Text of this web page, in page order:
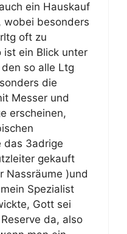
ein Hauskauf
wobei besonders
oft zu
ein Blick unter
so alle Ltg
die
Messer und
erscheinen,
das 3adrige
gekauft
Nassräume )und
Spezialist
Gott sei
da, also